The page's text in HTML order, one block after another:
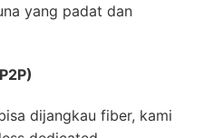
yang padat dan
dijangkau fiber, kami